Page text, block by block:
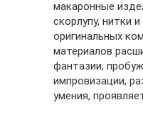
макаронные
скорлупу, нитки
оригинальных
материалов
фантазии,
импровизации,
умения,